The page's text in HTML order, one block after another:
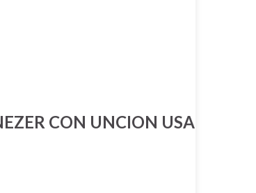
CON UNCION USA